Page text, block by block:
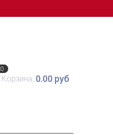
0
Корзина: 0.00 руб